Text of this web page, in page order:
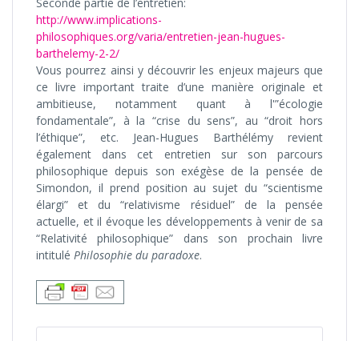
http://www.implications-
philosophiques.org/varia/entretien-jean-hugues-
barthelemy-2-2/
Vous pourrez ainsi y découvrir les enjeux majeurs que
ce livre important traite d’une manière originale et
ambitieuse, notamment quant à l'”écologie
fondamentale”, à la “crise du sens”, au “droit hors
l’éthique”, etc. Jean-Hugues Barthélémy revient
également dans cet entretien sur son parcours
philosophique depuis son exégèse de la pensée de
Simondon, il prend position au sujet du “scientisme
élargi” et du “relativisme résiduel” de la pensée
actuelle, et il évoque les développements à venir de sa
“Relativité philosophique” dans son prochain livre
intitulé Philosophie du paradoxe.
NAVIGATION